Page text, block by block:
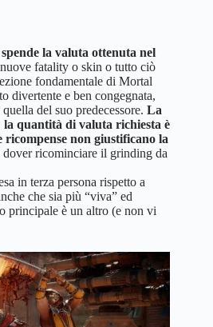
la valuta ottenuta nel
fatality o skin o tutto ciò
fondamentale di Mortal
divertente e ben congegnata,
del suo predecessore. La
quantità di valuta richiesta è
ricompense non giustificano la
ricominciare il grinding da
in terza persona rispetto a
che sia più “viva” ed
principale è un altro (e non vi